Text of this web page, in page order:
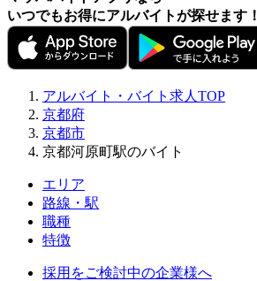
いつでもお得にアルバイトが探せます！
アルバイト・バイト求人TOP
京都府
京都市
京都河原町駅のバイト
エリア
路線・駅
職種
特徴
採用をご検討中の企業様へ